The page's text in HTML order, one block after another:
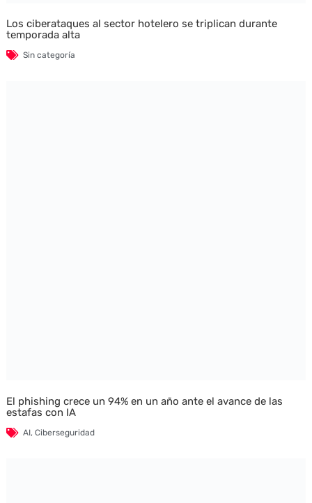
Los ciberataques al sector hotelero se triplican durante
temporada alta
Sin categoría
El phishing crece un 94% en un año ante el avance de las
estafas con IA
AI, Ciberseguridad